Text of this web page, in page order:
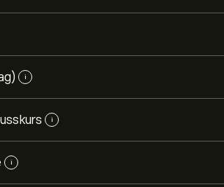
i
i
i